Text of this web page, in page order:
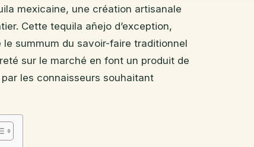
mexicaine, une création artisanale
Cette tequila añejo d’exception,
summum du savoir-faire traditionnel
sur le marché en font un produit de
les connaisseurs souhaitant